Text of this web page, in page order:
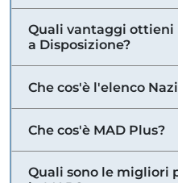
Quali vantaggi ottieni
a Disposizione?
Che cos'è l'elenco
Che cos'è MAD Plus?
Quali sono le migliori